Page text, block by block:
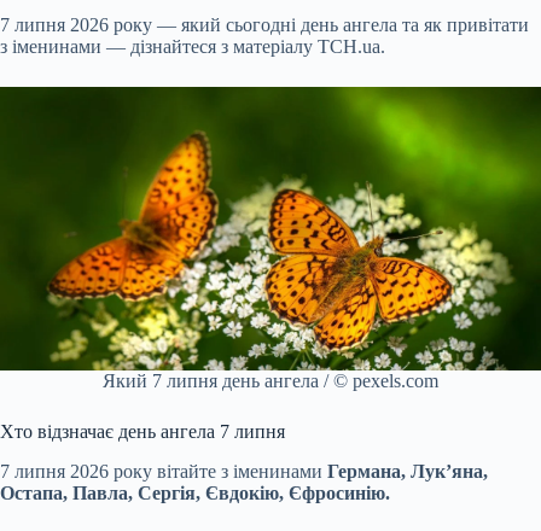
7 липня 2026 року — який сьогодні день ангела та як привітати
з іменинами — дізнайтеся з матеріалу ТСН.ua.
Який 7 липня день ангела / © pexels.com
Хто відзначає день ангела 7 липня
7 липня 2026 року вітайте з іменинами Германа, Лук’яна,
Остапа, Павла, Сергія, Євдокію, Єфросинію.